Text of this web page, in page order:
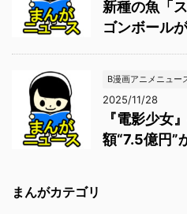
新種の魚「
ゴンボール
B漫画アニメニュー
2025/11/28
『電影少女
額“7.5億円”
まんがカテゴリ